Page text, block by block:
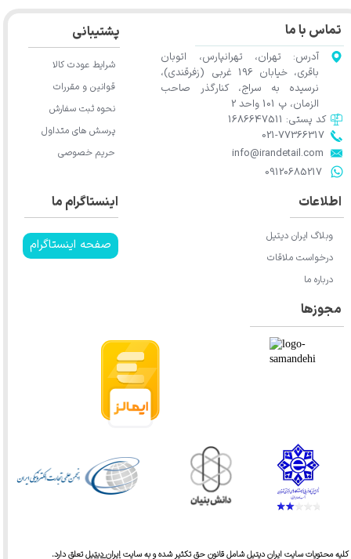
محتویات سایت ایران دیتیل شامل قانون حق تکثیر شده و به سایتایران دیتیلتعلق دارد.​​​​​​​
تماس با ما
آدرس: تهران، تهرانپارس، اتوبان
باقری، خیابان 196 غربی (زفرقندی)،
نرسیده به سراج، کنارگذر صاحب
الزمان، پ 101 واحد 2
​​​​​​​info@irandetail.com
021-77366317​​​​​​​​​​​​​​​​​​​​​
​​​​​​​09120685217​​​​​​​
کد پستی: 1686647511
اینستاگرام ما
صفحه اینستاگرام
اطلاعات
وبلاگ ایران دیتیل
درخواست ملاقات
درباره ما
پشتیبانی
شرایط عودت کالا
قوانین و مقررات
نحوه ثبت سفارش
پرسش های متداول
حریم خصوصی
مجوزها